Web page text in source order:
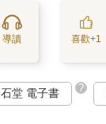
導讀 喜歡+1
堂 電子書 ?